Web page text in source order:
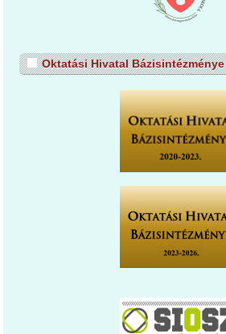
Oktatási Hivatal Bázisintézménye